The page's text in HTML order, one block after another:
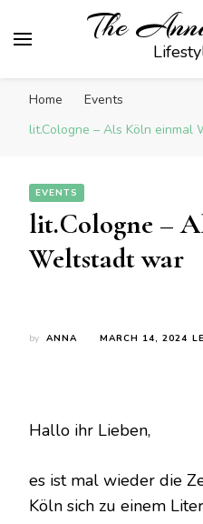
The
Home
Events
lit.Cologne – Als Köln einmal
EVENTS
lit.Cologne –
Weltstadt war
by ANNA MARCH 14, 2024
Hallo ihr Lieben,
es ist mal wieder die
Köln sich zu einem